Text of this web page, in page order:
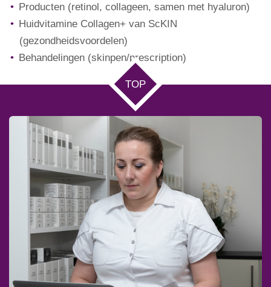
Producten (retinol, collageen, samen met hyaluron)
Huidvitamine Collagen+ van ScKIN
(gezondheidsvoordelen)
Behandelingen (skinpen/prescription)
TOP